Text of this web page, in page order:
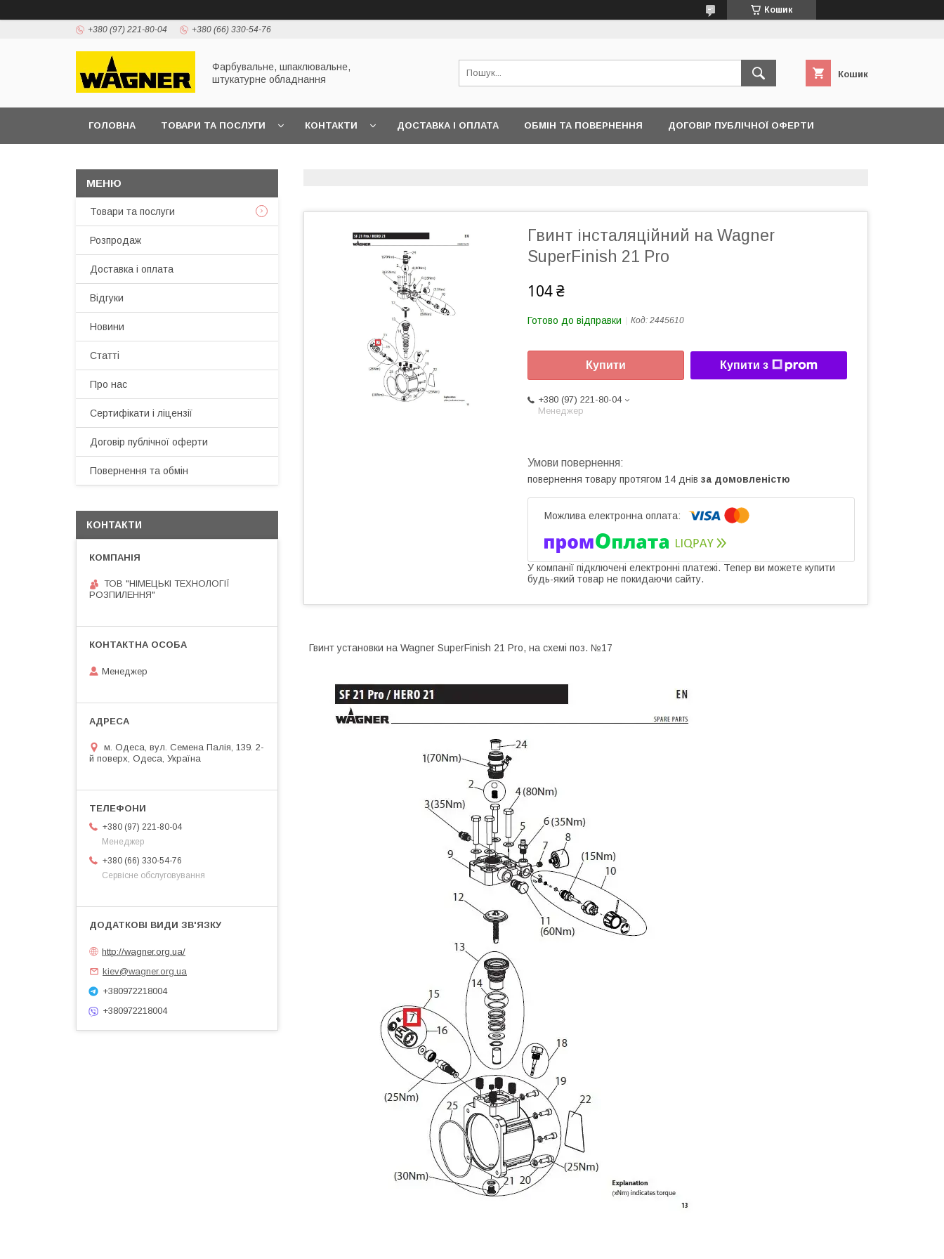
Кошик
+380 (97) 221-80-04 +380 (66) 330-54-76
Фарбувальне, шпаклювальне,
штукатурне обладнання
Кошик
ГОЛОВНА ТОВАРИ ТА ПОСЛУГИ КОНТАКТИ ДОСТАВКА І ОПЛАТА ОБМІН ТА ПОВЕРНЕННЯ ДОГОВІР ПУБЛІЧНОЇ ОФЕРТИ
Гвинт інсталяційний на Wagner
SuperFinish 21 Pro
104 ₴
Готово до відправки Код: 2445610
Купити Купити з
+380 (97) 221-80-04
Менеджер
повернення товару протягом 14 днів за домовленістю
У компанії підключені електронні платежі. Тепер ви можете купити
будь-який товар не покидаючи сайту.
Гвинт установки на Wagner SuperFinish 21 Pro, на схемі поз. №17
Товари та послуги
Розпродаж
Доставка і оплата
Відгуки
Новини
Статті
Про нас
Сертифікати і ліцензії
Договір публічної оферти
Повернення та обмін
КОНТАКТИ
ТОВ "НІМЕЦЬКІ ТЕХНОЛОГІЇ
РОЗПИЛЕННЯ"
Менеджер
м. Одеса, вул. Семена Палія, 139. 2-
й поверх, Одеса, Україна
+380 (97) 221-80-04
Менеджер
+380 (66) 330-54-76
Сервісне обслуговування
http://wagner.org.ua/
kiev@wagner.org.ua
+380972218004
+380972218004